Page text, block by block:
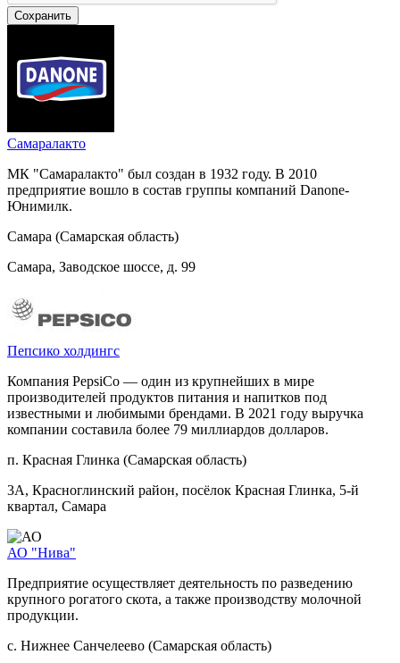
Самаралакто
МК "Самаралакто" был создан в 1932 году. В 2010
предприятие вошло в состав группы компаний Danone-
Юнимилк.
Самара (Самарская область)
Самара, Заводское шоссе, д. 99
Пепсико холдингс
Компания PepsiCo — один из крупнейших в мире
производителей продуктов питания и напитков под
известными и любимыми брендами. В 2021 году выручка
компании составила более 79 миллиардов долларов.
п. Красная Глинка (Самарская область)
3А, Красноглинский район, посёлок Красная Глинка, 5-й
квартал, Самара
АО "Нива"
Предприятие осуществляет деятельность по разведению
крупного рогатого скота, а также производству молочной
продукции.
с. Нижнее Санчелеево (Самарская область)